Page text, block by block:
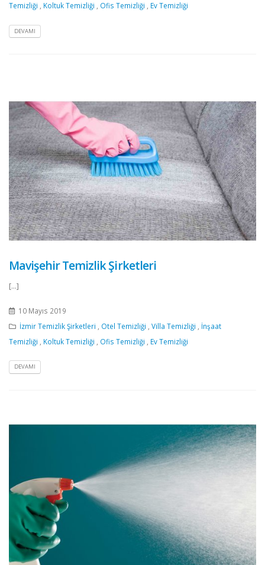
Temizliği Koltuk Temizliği Ofis Temizliği Ev Temizliği
DEVAMI
Mavişehir Temizlik Şirketleri
[...]
10 Mayıs 2019
İzmir Temizlik Şirketleri
Otel Temizliği Villa Temizliği
İnşaat
Temizliği
Koltuk Temizliği Ofis Temizliği Ev Temizliği
DEVAMI